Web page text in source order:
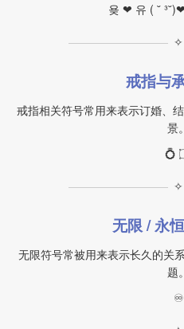
욪 ❤ 유 ( ˘
✧
戒指与
戒指相关符号常用来表示订婚、
景。
✧
无限 / 永
无限符号常被用来表示长久的关
题。
♾